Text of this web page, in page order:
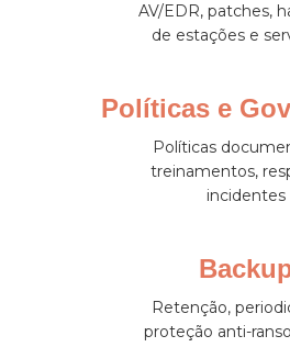
AV/EDR, patches,
de estações e
Políticas e
Políticas
treinamentos,
incidentes
Retenção,
proteção anti-